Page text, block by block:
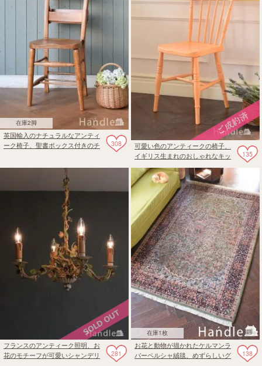
在庫2脚
308
英国輸入のナチュラルなアンティ
ーク椅子、聖書ボックス付きのチ
135
可愛い色のアンティークの椅子、
イギリス生まれのおしゃれなキッ
チンチェア
281
フランスのアンティーク照明、お
花のモチーフが可愛いシャンデリ
在庫1枚
138
お花と動物が描かれたケルマンラ
バーペルシャ絨毯、めずらしいグ